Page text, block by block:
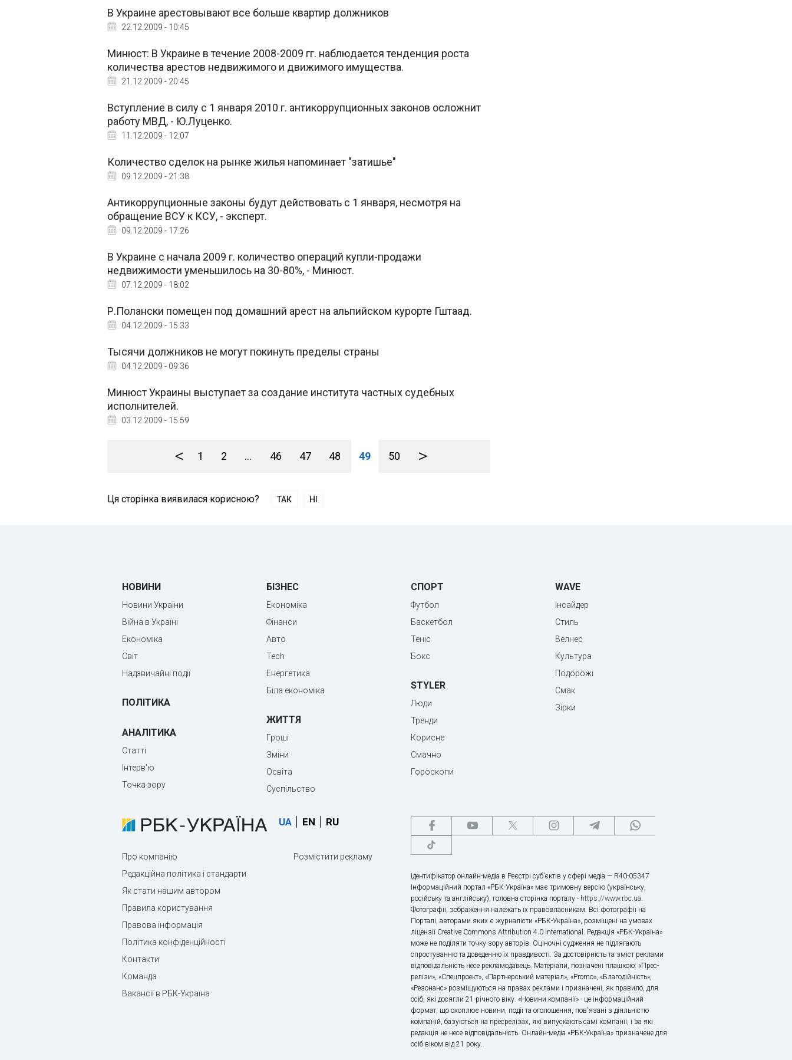
В Украине арестовывают все больше квартир должников
22.12.2009 - 10:45
Минюст: В Украине в течение 2008-2009 гг. наблюдается тенденция роста
количества арестов недвижимого и движимого имущества.
21.12.2009 - 20:45
Вступление в силу с 1 января 2010 г. антикоррупционных законов осложнит
работу МВД, - Ю.Луценко.
11.12.2009 - 12:07
Количество сделок на рынке жилья напоминает "затишье"
09.12.2009 - 21:38
Антикоррупционные законы будут действовать с 1 января, несмотря на
обращение ВСУ к КСУ, - эксперт.
09.12.2009 - 17:26
В Украине с начала 2009 г. количество операций купли-продажи
недвижимости уменьшилось на 30-80%, - Минюст.
07.12.2009 - 18:02
Р.Полански помещен под домашний арест на альпийском курорте Гштаад.
04.12.2009 - 15:33
Тысячи должников не могут покинуть пределы страны
04.12.2009 - 09:36
Минюст Украины выступает за создание института частных судебных
исполнителей.
03.12.2009 - 15:59
< 1 2 ... 46 47 48 49 50 >
Ця сторінка виявилася корисною? ТАК НІ
НОВИНИ
Новини України
Війна в Україні
Економіка
Світ
Надзвичайні події
ПОЛІТИКА
АНАЛІТИКА
Статті
Інтерв'ю
Точка зору
БІЗНЕС
Економіка
Фінанси
Авто
Tech
Енергетика
Біла економіка
ЖИТТЯ
Гроші
Зміни
Освіта
Суспільство
СПОРТ
Футбол
Баскетбол
Теніс
Бокс
STYLER
Люди
Тренди
Корисне
Смачно
Гороскопи
WAVE
Інсайдер
Стиль
Велнес
Культура
Подорожі
Смак
Зірки
UA EN RU
Про компанію
Редакційна політика і стандарти
Як стати нашим автором
Правила користування
Правова інформація
Політика конфіденційності
Контакти
Команда
Вакансії в РБК-Україна
Розмістити рекламу
Ідентифікатор онлайн-медіа в Реєстрі суб’єктів у сфері медіа — R40-05347
Інформаційний портал «РБК-Україна» має тримовну версію (українську,
російську та англійську), головна сторінка порталу - https://www.rbc.ua.
Фотографії, зображення належать їх правовласникам. Всі фотографії на
Порталі, авторами яких є журналісти «РБК-Україна», розміщені на умовах
ліцензії Creative Commons Attribution 4.0 International. Редакція «РБК-Україна»
може не поділяти точку зору авторів. Оціночні судження не підлягають
спростуванню та доведенню їх правдивості. За достовірність та зміст реклами
відповідальність несе рекламодавець. Матеріали, позначені плашкою: «Прес-
релізи», «Спецпроект», «Партнерський матеріал», «Promo», «Благодійність»,
«Резонанс» розміщуються на правах реклами і призначені, як правило, для
осіб, які досягли 21-річного віку. «Новини компанії» - це інформаційний
формат, що охоплює новини, події та оголошення, пов'язані з діяльністю
компаній, базуються на пресрелізах, які випускають самі компанії, і за які
редакція не несе відповідальність. Онлайн-медіа «РБК-Україна» призначене для
осіб віком від 21 року.